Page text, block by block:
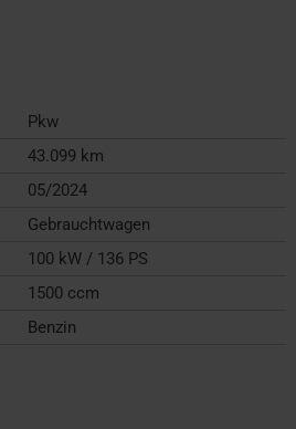
Pkw
43.099 km
05/2024
Gebrauchtwagen
100 kW / 136 PS
1500 ccm
Benzin